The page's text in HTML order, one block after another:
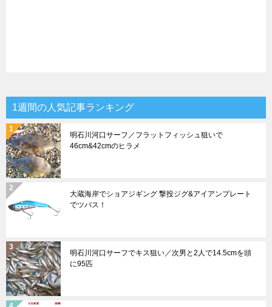
1週間の人気記事ランキング
明石川河口サーフ／フラットフィッシュ狙いで
46cm&42cmのヒラメ
大蔵海岸でショアジギング 撃投ジグ&アイアンプレート
でツバス！
明石川河口サーフでキス狙い／次男と2人で14.5cmを頭
に95匹